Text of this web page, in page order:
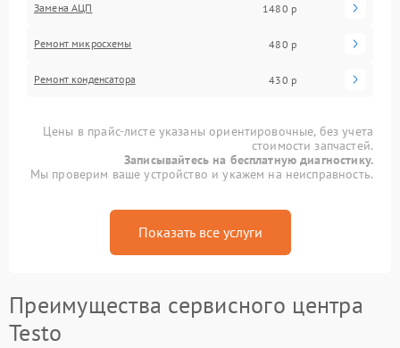
Замена АЦП 1480 р
Ремонт микросхемы 480 р
Ремонт конденсатора 430 р
Цены в прайс-листе указаны ориентировочные, без учета
стоимости запчастей.
Записывайтесь на бесплатную диагностику.
Мы проверим ваше устройство и укажем на неисправность.
Показать все услуги
Преимущества сервисного центра
Testo